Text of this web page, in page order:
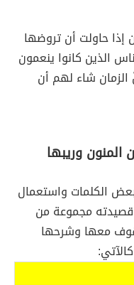
إذا حاولت أن تروضها
الذين كانوا ينعمون
الزمان شاء لهم أن
وريبها
الكلمات واستعمال
مجموعة من
معها وشرحها